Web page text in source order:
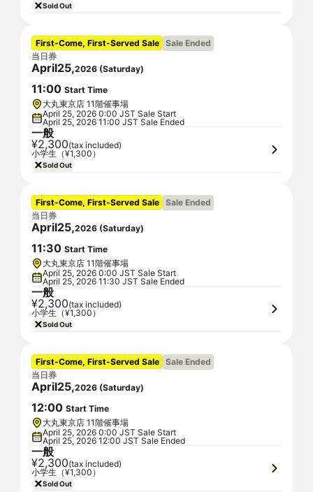
Sold Out
First-Come, First-Served Sale Sale Ended
当日券
April25,2026 (Saturday)
11:00 Start Time
大丸東京店 11階催事場
April 25, 2026 0:00 JST Sale Start
April 25, 2026 11:00 JST Sale Ended
一般
¥2,300(tax included)
小学生（¥1,300）
Sold Out
First-Come, First-Served Sale Sale Ended
当日券
April25,2026 (Saturday)
11:30 Start Time
大丸東京店 11階催事場
April 25, 2026 0:00 JST Sale Start
April 25, 2026 11:30 JST Sale Ended
一般
¥2,300(tax included)
小学生（¥1,300）
Sold Out
First-Come, First-Served Sale Sale Ended
当日券
April25,2026 (Saturday)
12:00 Start Time
大丸東京店 11階催事場
April 25, 2026 0:00 JST Sale Start
April 25, 2026 12:00 JST Sale Ended
一般
¥2,300(tax included)
小学生（¥1,300）
Sold Out